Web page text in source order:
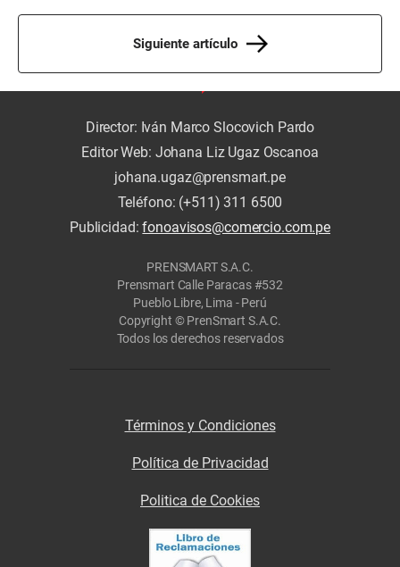
Siguiente artículo
Director: Iván Marco Slocovich Pardo
Editor Web: Johana Liz Ugaz Oscanoa
johana.ugaz@prensmart.pe
Teléfono: (+511) 311 6500
Publicidad:fonoavisos@comercio.com.pe
PRENSMART S.A.C.
Prensmart Calle Paracas #532
Pueblo Libre, Lima - Perú
Copyright © PrenSmart S.A.C.
Todos los derechos reservados
Términos y Condiciones
Política de Privacidad
Politica de Cookies